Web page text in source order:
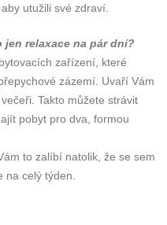
utužili své zdraví.
relaxace na pár dní?
zařízení, které
zázemí. Uvaří Vám
Takto můžete strávit
pobyt pro dva, formou
to zalíbí natolik, že se sem
celý týden.